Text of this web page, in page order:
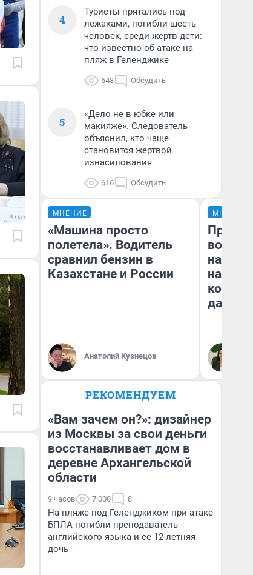
4
Туристы прятались под
лежаками, погибли шесть
человек, среди жертв дети:
что известно об атаке на
пляж в Геленджике
648 Обсудить
5
«Дело не в юбке или
макияже». Следователь
объяснил, кто чаще
становится жертвой
изнасилования
616 Обсудить
МНЕНИЕ
«Машина просто
полетела». Водитель
сравнил бензин в
Казахстане и России
Анатолий Кузнецов
МНЕНИЕ
нам
даже
РЕКОМЕНДУЕМ
«Вам зачем он?»: дизайнер
из Москвы за свои деньги
восстанавливает дом в
деревне Архангельской
области
9 часов 7 000 8
На пляже под Геленджиком при атаке
БПЛА погибли преподаватель
английского языка и ее 12-летняя
дочь